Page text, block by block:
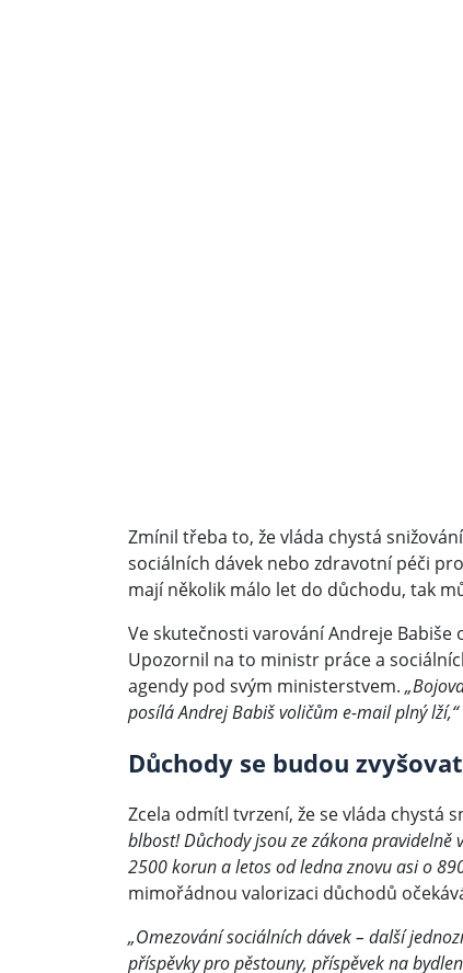
Zmínil třeba to, že vláda chystá
sociálních dávek nebo zdravotní péči
mají několik málo let do důchodu, tak
Ve skutečnosti varování Andreje
Upozornil na to ministr práce a
agendy pod svým ministerstvem.
posílá Andrej Babiš voličům e-mail plný lží,“
Důchody se budou zvyšovat
Zcela odmítl tvrzení, že se vláda chystá
blbost! Důchody jsou ze zákona pravidelně
2500 korun a letos od ledna znovu asi o
mimořádnou valorizaci důchodů
„Omezování sociálních dávek – další
příspěvky pro pěstouny, příspěvek na